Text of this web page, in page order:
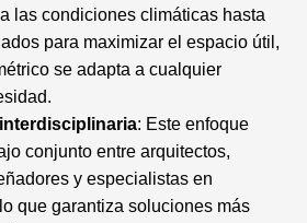
las condiciones climáticas hasta
para maximizar el espacio útil,
se adapta a cualquier
: Este enfoque
conjunto entre arquitectos,
y especialistas en
que garantiza soluciones más